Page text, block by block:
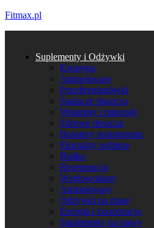
Fitmax.pl
Suplementy i Odżywki
Kreatyna
Aminokwasy
Przedtreningówki
Spalacze tłuszczu
Witaminy i minerały
Zdrowe tłuszcze
Boostery testosteronu
Ekstrakty roślinne
Białka
Regeneracja
Węglowodany
Aminokwasy
Odżywki na masę
Energia i koncetracja
Suplementy na stawy